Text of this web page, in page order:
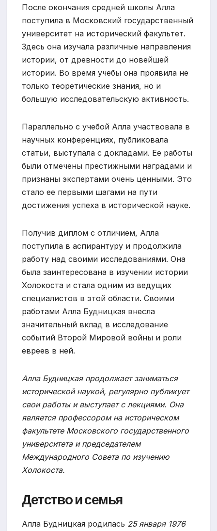
После окончания средней школы Алла
поступила в Московский государственный
университет на исторический факультет.
Здесь она изучала различные направления
истории, от древности до новейшей
истории. Во время учебы она проявила не
только теоретические знания, но и
большую исследовательскую активность.
Параллельно с учебой Алла участвовала в
научных конференциях, публиковала
статьи, выступала с докладами. Ее работы
были отмечены престижными наградами и
признаны экспертами очень ценными. Это
стало ее первыми шагами на пути
достижения успеха в исторической науке.
Получив диплом с отличием, Алла
поступила в аспирантуру и продолжила
работу над своими исследованиями. Она
была заинтересована в изучении истории
Холокоста и стала одним из ведущих
специалистов в этой области. Своими
работами Алла Будницкая внесла
значительный вклад в исследование
событий Второй Мировой войны и роли
евреев в ней.
Алла Будницкая продолжает заниматься
исторической наукой, регулярно публикует
свои работы и выступает с лекциями. Она
является профессором на историческом
факультете Московского государственного
университета и председателем
Международного Совета по изучению
Холокоста.
Детство и семья
Алла Будницкая родилась 25 января 1976